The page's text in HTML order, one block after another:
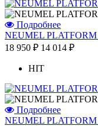
Подробнее
NEUMEL
18 950 ₽ 14 014 ₽
HIT
Подробнее
NEUMEL